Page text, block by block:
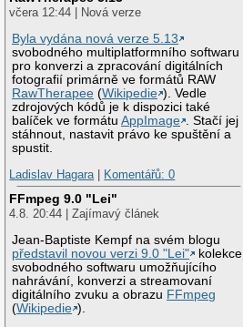
včera 12:44 | Nová verze
Byla vydána nová verze 5.13
svobodného multiplatformního softwaru
pro konverzi a zpracování digitálních
fotografií primárně ve formátů RAW
RawTherapee (Wikipedie ). Vedle
zdrojových kódů je k dispozici také
balíček ve formátuAppImage
. Stačí jej
stáhnout, nastavit právo ke spuštění a
spustit.
Ladislav Hagara| Komentářů: 0
FFmpeg 9.0 "Lei"
4.8. 20:44 | Zajímavý článek
Jean-Baptiste Kempf na svém blogu
představil novou verzi 9.0 "Lei"
kolekce
svobodného softwaru umožňujícího
nahrávání, konverzi a streamovaní
digitálního zvuku a obrazu FFmpeg
(Wikipedie ).